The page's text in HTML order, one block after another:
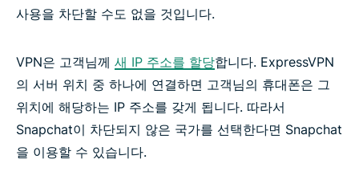
사용을 차단할 수도 없을 것입니다.
VPN은 고객님께 새 IP 주소를 할당합니다. ExpressVPN
의 서버 위치 중 하나에 연결하면 고객님의 휴대폰은 그
위치에 해당하는 IP 주소를 갖게 됩니다. 따라서
Snapchat이 차단되지 않은 국가를 선택한다면 Snapchat
을 이용할 수 있습니다.